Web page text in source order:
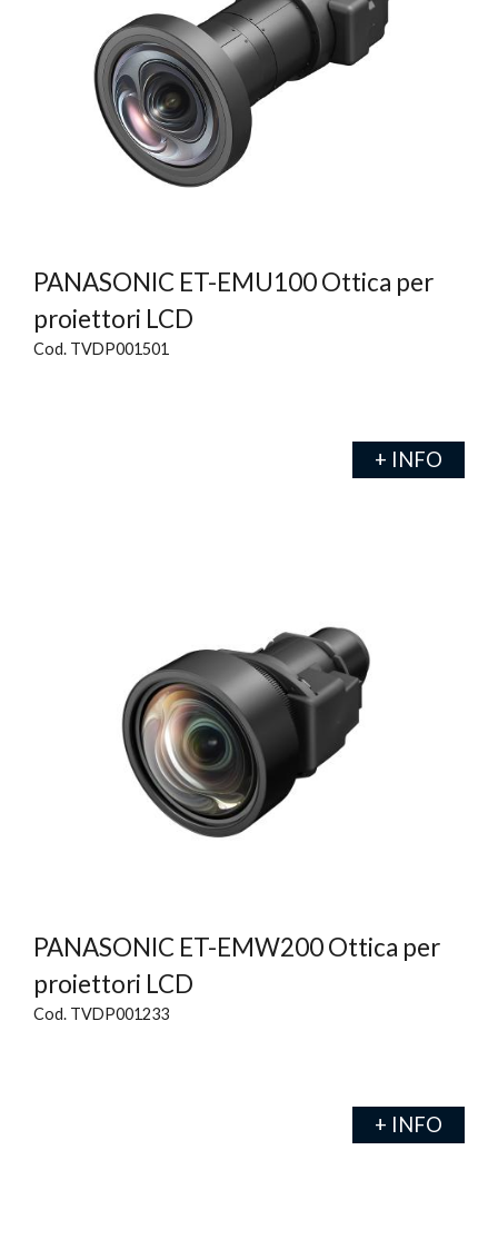
PANASONIC ET-EMU100 Ottica per
proiettori LCD
Cod. TVDP001501
+ INFO
PANASONIC ET-EMW200 Ottica per
proiettori LCD
Cod. TVDP001233
+ INFO